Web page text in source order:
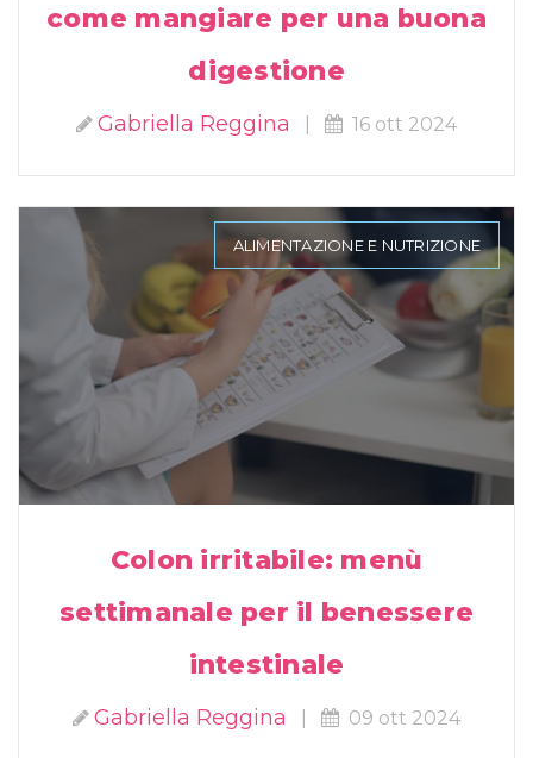
come mangiare per una buona
digestione
Gabriella Reggina 16 ott 2024
ALIMENTAZIONE E NUTRIZIONE
Colon irritabile: menù
settimanale per il benessere
intestinale
Gabriella Reggina 09 ott 2024